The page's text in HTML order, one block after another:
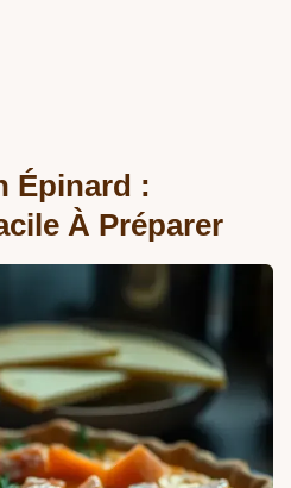
Épinard :
À Préparer